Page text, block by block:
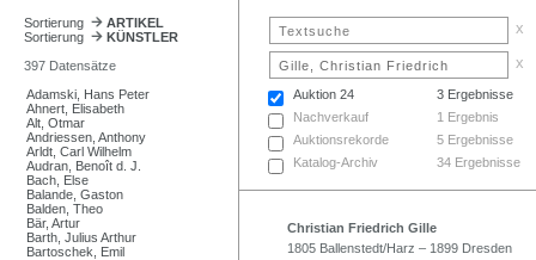
Sortierung
ARTIKEL
Sortierung
KÜNSTLER
397 Datensätze
Adamski, Hans Peter
Ahnert, Elisabeth
Alt, Otmar
Andriessen, Anthony
Arldt, Carl Wilhelm
Audran, Benoît d. J.
Bach, Else
Balande, Gaston
Balden, Theo
Bär, Artur
Barth, Julius Arthur
Bartoschek, Emil
x
x
Auktion 24
3 Ergebnisse
Nachverkauf
1 Ergebnis
Auktionsrekorde
5 Ergebnisse
Katalog-Archiv
34 Ergebnisse
Christian Friedrich Gille
1805 Ballenstedt/Harz – 1899 Dresden